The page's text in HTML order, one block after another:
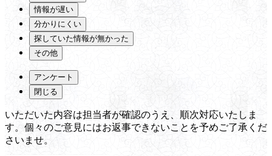
情報が遅い
分かりにくい
探していた情報が無かった
その他
アンケート
閉じる
いただいた内容は担当者が確認のうえ、順次対応いたしま
す。個々のご意見にはお返事できないことを予めご了承くだ
さいませ。